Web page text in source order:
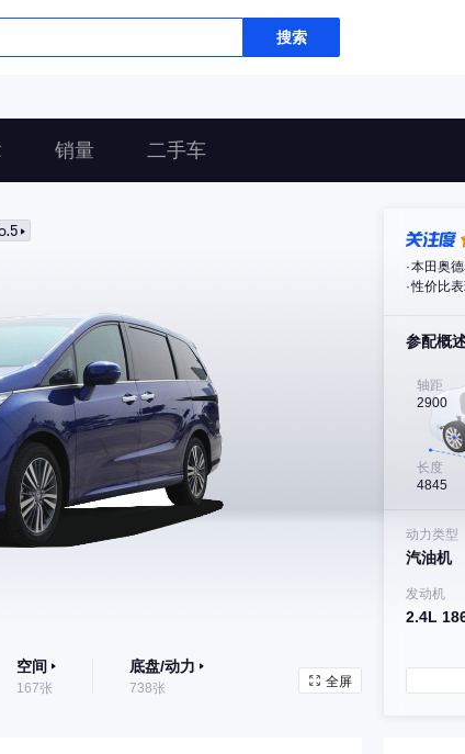
搜索
销量 二手车
空间
167张
底盘/动力
738张 全屏
本田奥
性价比
参配概
轴距
2900
长度
4845
动力类型
汽油机
发动机
2.4L